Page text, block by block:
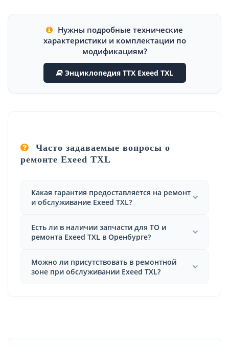
Нужны подробные технические
характеристики и комплектации по
модификациям?
Энциклопедия ТТХ Exeed TXL
Часто задаваемые вопросы о
ремонте Exeed TXL
Какая гарантия предоставляется на ремонт
и обслуживание Exeed TXL?
Есть ли в наличии запчасти для ТО и
ремонта Exeed TXL в Оренбурге?
Можно ли присутствовать в ремонтной
зоне при обслуживании Exeed TXL?